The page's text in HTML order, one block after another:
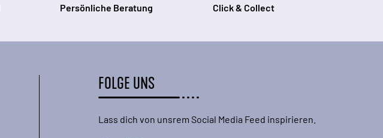
Persönliche Beratung Click & Collect
FOLGE UNS
Lass dich von unsrem Social Media Feed inspirieren.